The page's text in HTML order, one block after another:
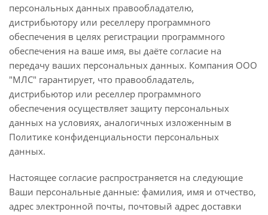
персональных данных правообладателю,
дистрибьютору или реселлеру программного
обеспечения в целях регистрации программного
обеспечения на ваше имя, вы даёте согласие на
передачу ваших персональных данных. Компания ООО
"МЛС" гарантирует, что правообладатель,
дистрибьютор или реселлер программного
обеспечения осуществляет защиту персональных
данных на условиях, аналогичных изложенным в
Политике конфиденциальности персональных
данных.
Настоящее согласие распространяется на следующие
Ваши персональные данные: фамилия, имя и отчество,
адрес электронной почты, почтовый адрес доставки